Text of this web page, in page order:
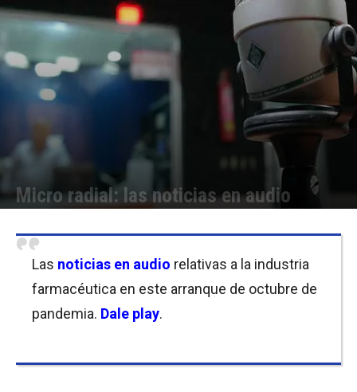
Micro radial: las noticias en audio
Las noticias en audio relativas a la industria
farmacéutica en este arranque de octubre de
pandemia. Dale play.